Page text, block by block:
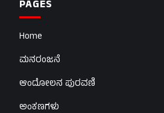
PAGES
Home
ಮನರಂಜನೆ
ಆಂದೋಲನ ಪುರವಣಿ
ಅಂಕಣಗಳು